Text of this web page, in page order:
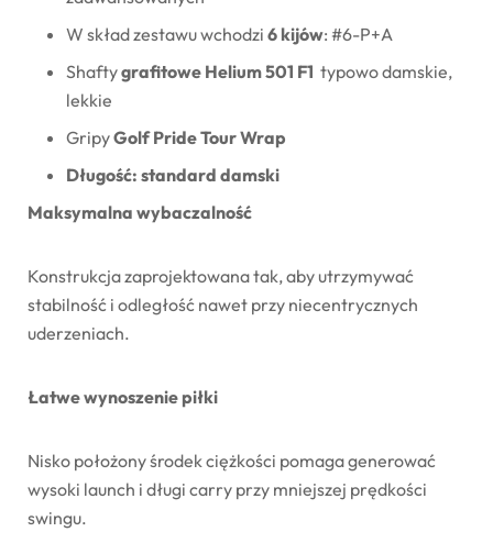
W skład zestawu wchodzi 6 kijów: #6-P+A
Shaftygrafitowe Helium 501 F1 typowo damskie,
lekkie
GripyGolf Pride Tour Wrap
Długość: standard damski
Maksymalna wybaczalność
Konstrukcja zaprojektowana tak, aby utrzymywać
stabilność i odległość nawet przy niecentrycznych
uderzeniach.
Łatwe wynoszenie piłki
Nisko położony środek ciężkości pomaga generować
wysoki launch i długi carry przy mniejszej prędkości
swingu.